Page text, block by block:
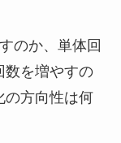
のか、単体回
数を増やすの
の方向性は何